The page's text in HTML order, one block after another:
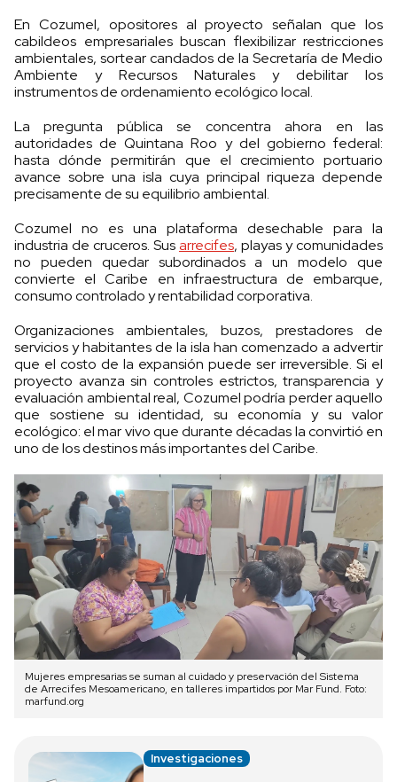
En Cozumel, opositores al proyecto señalan que los
cabildeos empresariales buscan flexibilizar restricciones
ambientales, sortear candados de la Secretaría de Medio
Ambiente y Recursos Naturales y debilitar los
instrumentos de ordenamiento ecológico local.
La pregunta pública se concentra ahora en las
autoridades de Quintana Roo y del gobierno federal:
hasta dónde permitirán que el crecimiento portuario
avance sobre una isla cuya principal riqueza depende
precisamente de su equilibrio ambiental.
Cozumel no es una plataforma desechable para la
industria de cruceros. Susarrecifes, playas y comunidades
no pueden quedar subordinados a un modelo que
convierte el Caribe en infraestructura de embarque,
consumo controlado y rentabilidad corporativa.
Organizaciones ambientales, buzos, prestadores de
servicios y habitantes de la isla han comenzado a advertir
que el costo de la expansión puede ser irreversible. Si el
proyecto avanza sin controles estrictos, transparencia y
evaluación ambiental real, Cozumel podría perder aquello
que sostiene su identidad, su economía y su valor
ecológico: el mar vivo que durante décadas la convirtió en
uno de los destinos más importantes del Caribe.
Mujeres empresarias se suman al cuidado y preservación del Sistema
de Arrecifes Mesoamericano, en talleres impartidos por Mar Fund. Foto:
marfund.org
Investigaciones